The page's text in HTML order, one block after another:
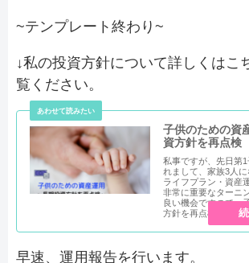
~テンプレート終わり~
↓私の投資方針について詳しくはこ
覧ください。
子供のための
資方針を再点検
私事ですが、先日第
れまして、家族3人
ライフプラン・資産
非常に重要なターニ
良い機会ですので、
方針を再点検したい
早速、運用報告を行います。